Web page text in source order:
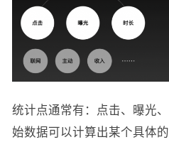
统计点通常有：点击、曝光
始数据可以计算出某个具体